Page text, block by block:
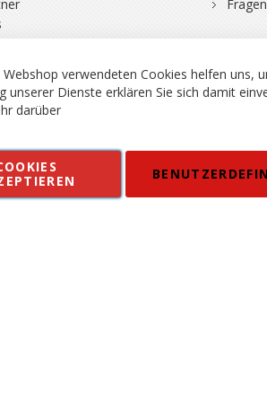
Kontakt AGB
in EUR, Angebot solange Vorrat reicht.
verwendeten Cookies helfen uns,
unserer Dienste erklären Sie sich damit
darüber